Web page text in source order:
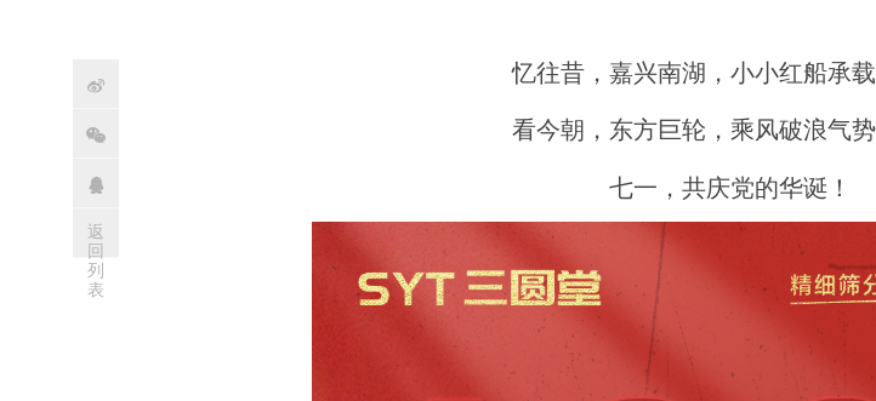


返
回
列
表
忆往昔，嘉兴南湖，小小红船承载
看今朝，东方巨轮，乘风破浪气势
七一，共庆党的华诞！